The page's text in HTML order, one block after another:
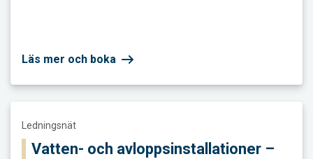
Läs mer och boka
Ledningsnät
Vatten- och avloppsinstallationer –